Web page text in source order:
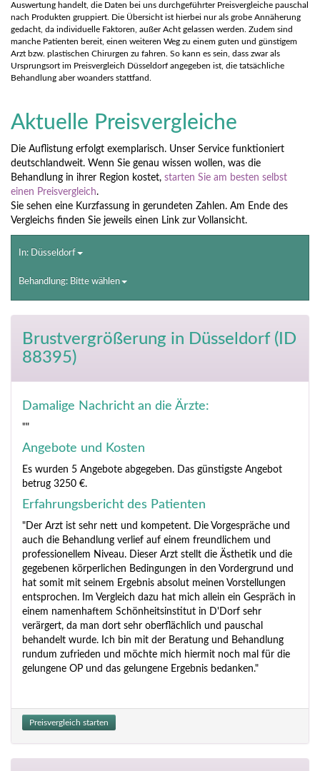
Auswertung handelt, die Daten bei uns durchgeführter Preisvergleiche pauschal
nach Produkten gruppiert. Die Übersicht ist hierbei nur als grobe Annäherung
gedacht, da individuelle Faktoren, außer Acht gelassen werden. Zudem sind
manche Patienten bereit, einen weiteren Weg zu einem guten und günstigem
Arzt bzw. plastischen Chirurgen zu fahren. So kann es sein, dass zwar als
Ursprungsort im Preisvergleich Düsseldorf angegeben ist, die tatsächliche
Behandlung aber woanders stattfand.
Aktuelle Preisvergleiche
Die Auflistung erfolgt exemplarisch. Unser Service funktioniert
deutschlandweit. Wenn Sie genau wissen wollen, was die
Behandlung in ihrer Region kostet, starten Sie am besten selbst
einen Preisvergleich.
Sie sehen eine Kurzfassung in gerundeten Zahlen. Am Ende des
Vergleichs finden Sie jeweils einen Link zur Vollansicht.
In: Düsseldorf
Behandlung: Bitte wählen
Brustvergrößerung in Düsseldorf (ID
88395)
Damalige Nachricht an die Ärzte:
""
Angebote und Kosten
Es wurden 5 Angebote abgegeben. Das günstigste Angebot
betrug 3250 €.
Erfahrungsbericht des Patienten
"Der Arzt ist sehr nett und kompetent. Die Vorgespräche und
auch die Behandlung verlief auf einem freundlichem und
professionellem Niveau. Dieser Arzt stellt die Ästhetik und die
gegebenen körperlichen Bedingungen in den Vordergrund und
hat somit mit seinem Ergebnis absolut meinen Vorstellungen
entsprochen. Im Vergleich dazu hat mich allein ein Gespräch in
einem namenhaftem Schönheitsinstitut in D'Dorf sehr
verärgert, da man dort sehr oberflächlich und pauschal
behandelt wurde. Ich bin mit der Beratung und Behandlung
rundum zufrieden und möchte mich hiermit noch mal für die
gelungene OP und das gelungene Ergebnis bedanken."
Preisvergleich starten